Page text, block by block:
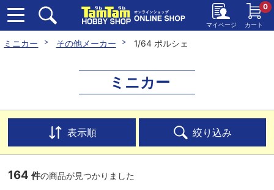
マイページ カート
0
ミニカー その他メーカー 1/64 ポルシェ
ミニカー
表示順 絞り込み
164 件の商品が見つかりました